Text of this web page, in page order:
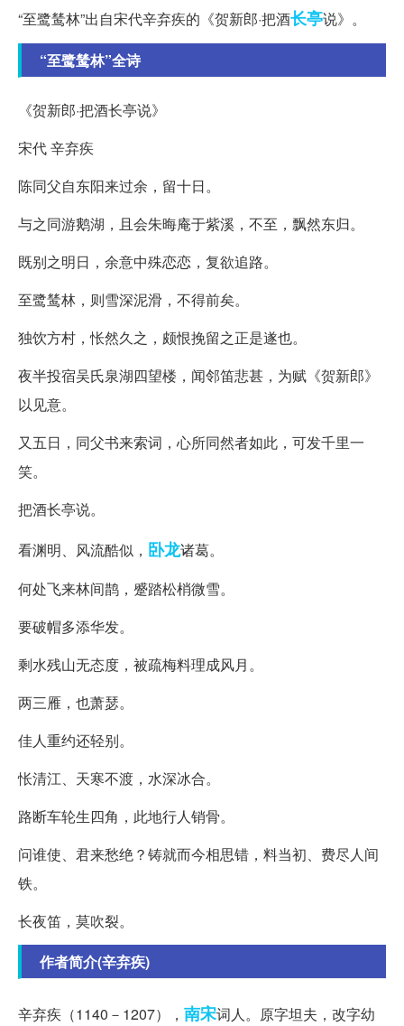
“至鹭鸶林”出自宋代辛弃疾的《贺新郎·把酒长亭说》。
“至鹭鸶林”全诗
《贺新郎·把酒长亭说》
宋代 辛弃疾
陈同父自东阳来过余，留十日。
与之同游鹅湖，且会朱晦庵于紫溪，不至，飘然东归。
既别之明日，余意中殊恋恋，复欲追路。
至鹭鸶林，则雪深泥滑，不得前矣。
独饮方村，怅然久之，颇恨挽留之正是遂也。
夜半投宿吴氏泉湖四望楼，闻邻笛悲甚，为赋《贺新郎》
以见意。
又五日，同父书来索词，心所同然者如此，可发千里一
笑。
把酒长亭说。
看渊明、风流酷似， 卧龙诸葛。
何处飞来林间鹊，蹙踏松梢微雪。
要破帽多添华发。
剩水残山无态度，被疏梅料理成风月。
两三雁，也萧瑟。
佳人重约还轻别。
怅清江、天寒不渡，水深冰合。
路断车轮生四角，此地行人销骨。
问谁使、君来愁绝？铸就而今相思错，料当初、费尽人间
铁。
长夜笛，莫吹裂。
作者简介(辛弃疾)
辛弃疾（1140－1207）， 南宋词人。原字坦夫，改字幼